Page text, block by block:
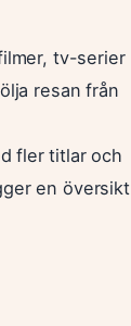
tv-serier
resan från
fler titlar och
en översikt